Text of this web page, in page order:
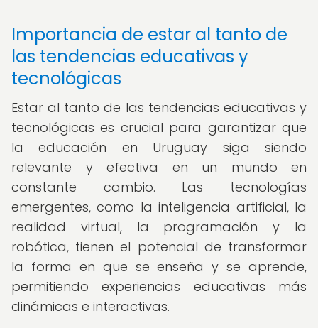
Importancia de estar al tanto de
las tendencias educativas y
tecnológicas
Estar al tanto de las tendencias educativas y
tecnológicas es crucial para garantizar que
la educación en Uruguay siga siendo
relevante y efectiva en un mundo en
constante cambio. Las tecnologías
emergentes, como la inteligencia artificial, la
realidad virtual, la programación y la
robótica, tienen el potencial de transformar
la forma en que se enseña y se aprende,
permitiendo experiencias educativas más
dinámicas e interactivas.